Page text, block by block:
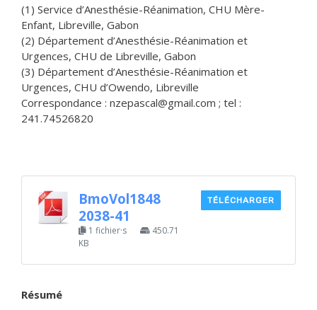
(1) Service d’Anesthésie-Réanimation, CHU Mère-
Enfant, Libreville, Gabon
(2) Département d’Anesthésie-Réanimation et
Urgences, CHU de Libreville, Gabon
(3) Département d’Anesthésie-Réanimation et
Urgences, CHU d’Owendo, Libreville
Correspondance : nzepascal@gmail.com ; tel :
241.74526820
BmoVol1848
2038-41
1 fichier·s
450.71
KB
TÉLÉCHARGER
Résumé